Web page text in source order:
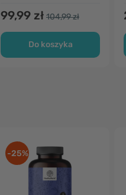
99,99 zł 104,99 zł
Do koszyka
-25%